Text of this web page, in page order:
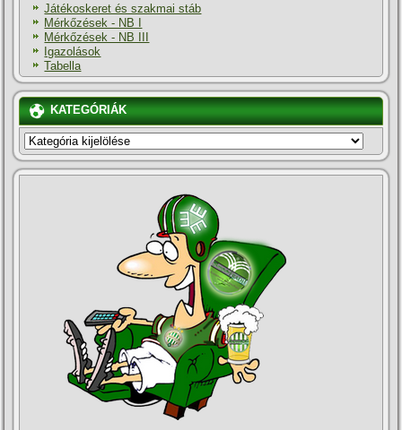
Játékoskeret és szakmai stáb
Mérkőzések - NB I
Mérkőzések - NB III
Igazolások
Tabella
KATEGÓRIÁK
KATEGÓRIÁK